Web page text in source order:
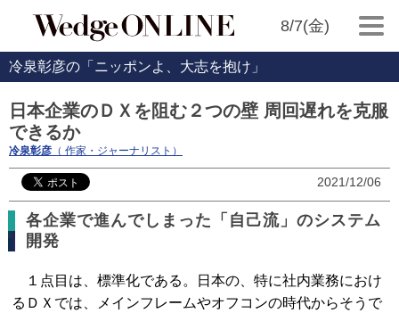
8/7(金)
冷泉彰彦の「ニッポンよ、大志を抱け」
日本企業のＤＸを阻む２つの壁 周回遅れを克服
できるか
冷泉彰彦 （ 作家・ジャーナリスト）
2021/12/06
各企業で進んでしまった「自己流」のシステム
開発
１点目は、標準化である。日本の、特に社内業務におけ
るＤＸでは、メインフレームやオフコンの時代からそうで